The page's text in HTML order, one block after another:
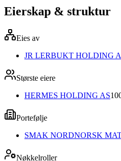
Eierskap & struktur
Eies av
JR LERBUKT HOLDING
Største eiere
HERMES HOLDING AS
Portefølje
SMAK NORDNORSK
Nøkkelroller